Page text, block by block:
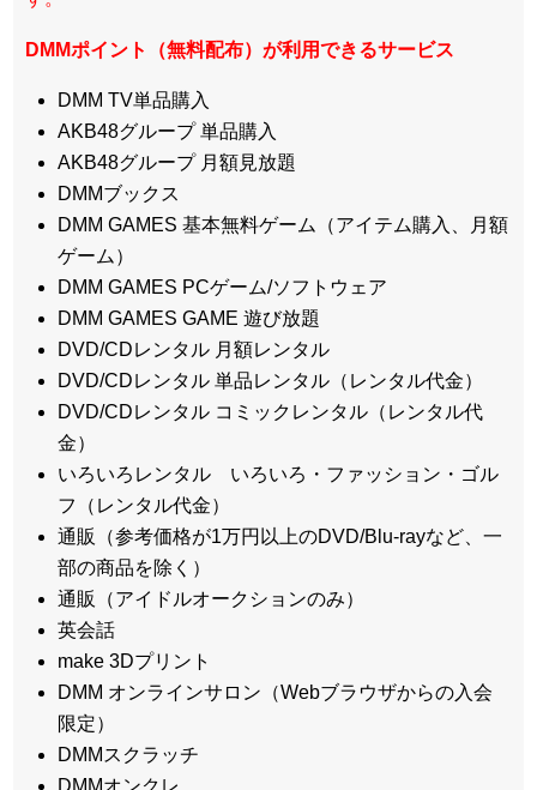
DMMポイント（無料配布）が利用できるサービス
DMM TV単品購入
AKB48グループ 単品購入
AKB48グループ 月額見放題
DMMブックス
DMM GAMES 基本無料ゲーム（アイテム購入、月額
ゲーム）
DMM GAMES PCゲーム/ソフトウェア
DMM GAMES GAME 遊び放題
DVD/CDレンタル 月額レンタル
DVD/CDレンタル 単品レンタル（レンタル代金）
DVD/CDレンタル コミックレンタル（レンタル代
金）
いろいろレンタル いろいろ・ファッション・ゴル
フ（レンタル代金）
通販（参考価格が1万円以上のDVD/Blu-rayなど、一
部の商品を除く）
通販（アイドルオークションのみ）
英会話
make 3Dプリント
DMM オンラインサロン（Webブラウザからの入会
限定）
DMMスクラッチ